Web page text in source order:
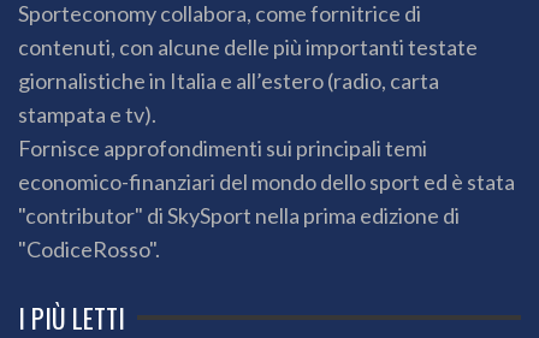
Sporteconomy collabora, come fornitrice di
contenuti, con alcune delle più importanti testate
giornalistiche in Italia e all’estero (radio, carta
stampata e tv).
Fornisce approfondimenti sui principali temi
economico-finanziari del mondo dello sport ed è stata
"contributor" di SkySport nella prima edizione di
"CodiceRosso".
I PIÙ LETTI